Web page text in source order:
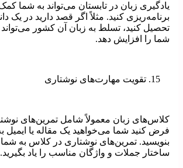
یادگیری زبان در تابستان می‌تواند به شما کمک
برنامه‌ریزی کنید. مثلاً اگر قصد دارید در یک
تحصیل کنید، تسلط به زبان آن کشور
شما را افزایش دهد.
تقویت مهارت‌های نوشتاری
کلاس‌های زبان معمولاً شامل تمرین‌های
فرض کنید شما می‌خواهید یک مقاله یا ایمیل
بنویسید. تمرین‌های نوشتاری در کلاس به
ساختار جملات و واژگان مناسب را یاد بگیرید.